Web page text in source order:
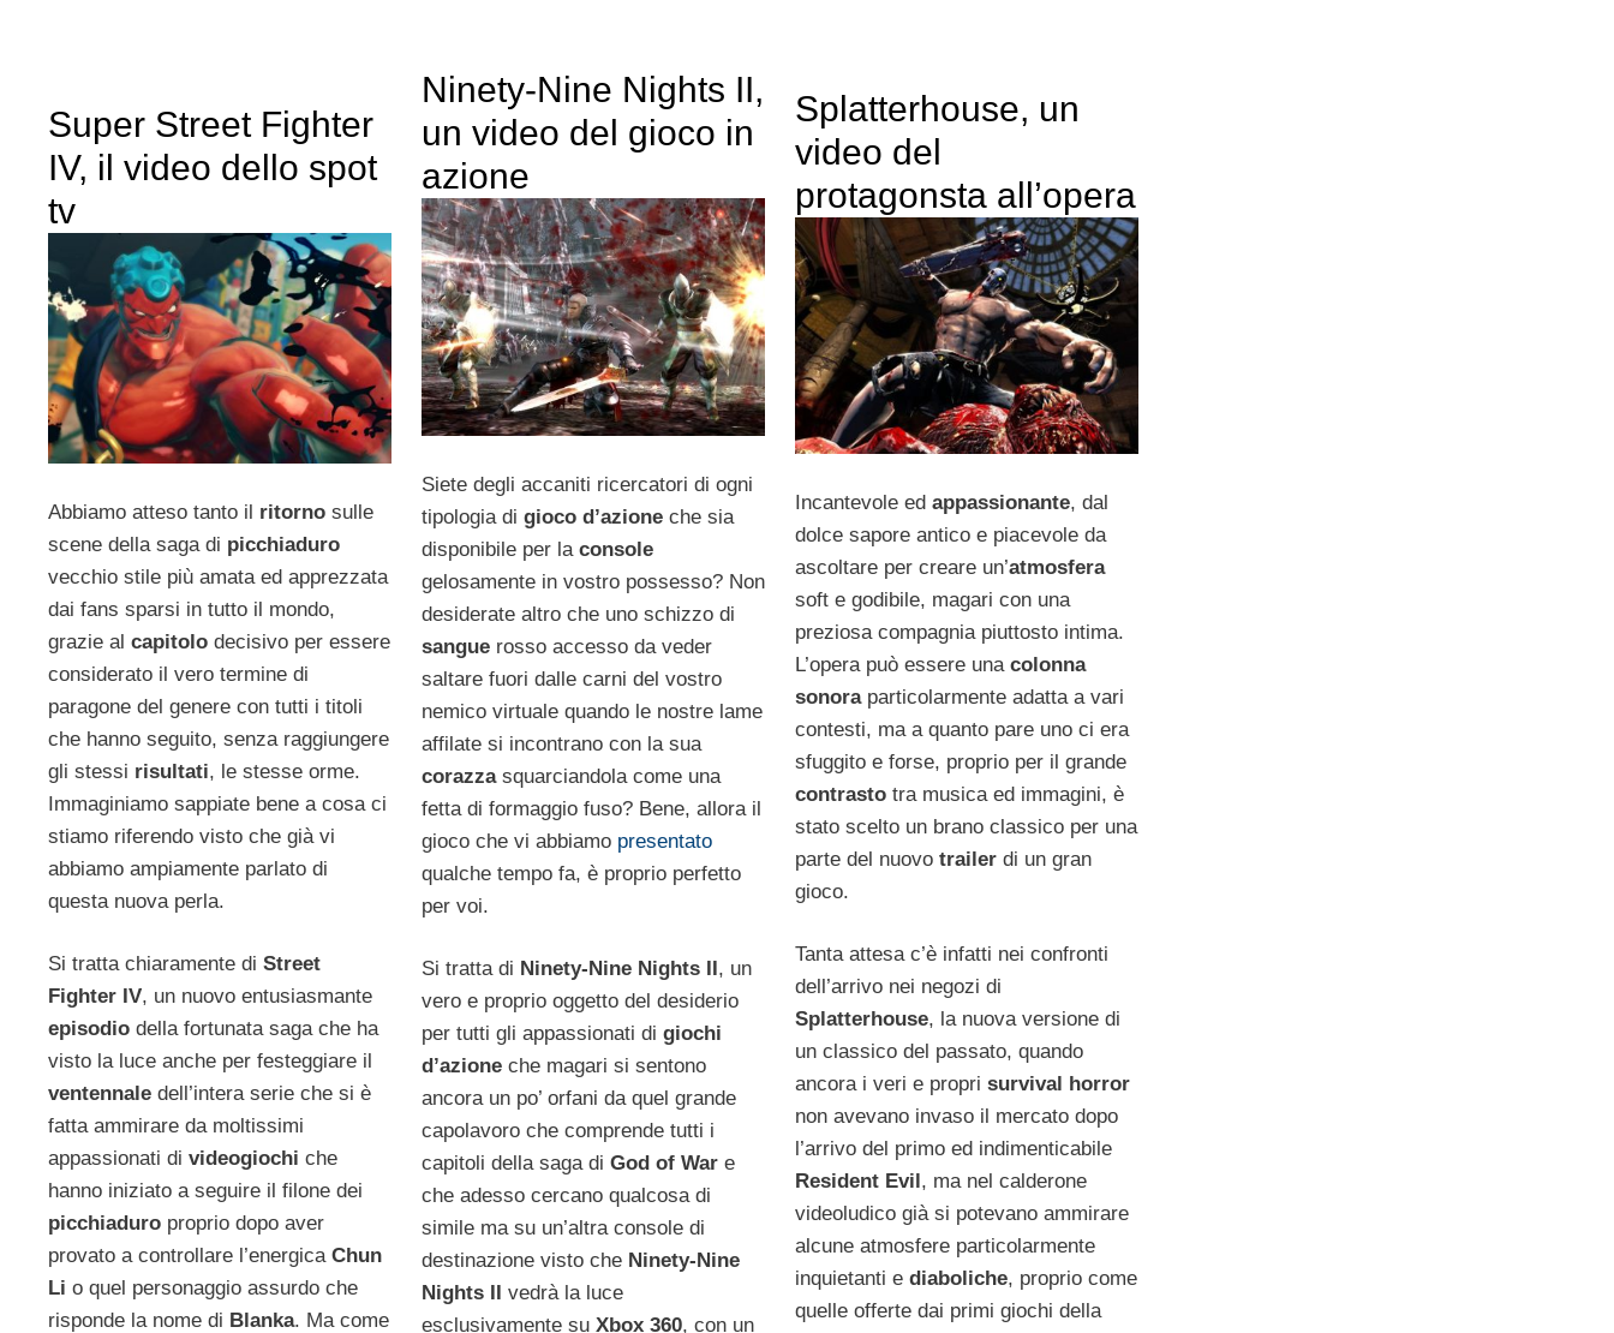
Ninety-Nine Nights II,
un video del gioco in
azione
Siete degli accaniti ricercatori di ogni
tipologia di gioco d’azione che sia
disponibile per la console
gelosamente in vostro possesso? Non
desiderate altro che uno schizzo di
sangue rosso accesso da veder
saltare fuori dalle carni del vostro
nemico virtuale quando le nostre lame
affilate si incontrano con la sua
corazza squarciandola come una
fetta di formaggio fuso? Bene, allora il
gioco che vi abbiamo presentato
qualche tempo fa, è proprio perfetto
per voi.
Si tratta di Ninety-Nine Nights II, un
vero e proprio oggetto del desiderio
per tutti gli appassionati di giochi
d’azioneche magari si sentono
ancora un po’ orfani da quel grande
capolavoro che comprende tutti i
capitoli della saga di God of Ware
che adesso cercano qualcosa di
simile ma su un’altra console di
destinazione visto che Ninety-Nine
Nights II vedrà la luce
esclusivamente su Xbox 360, con un
Splatterhouse, un
video del
protagonsta all’opera
Incantevole ed appassionante, dal
dolce sapore antico e piacevole da
ascoltare per creare un’atmosfera
soft e godibile, magari con una
preziosa compagnia piuttosto intima.
L’opera può essere unacolonna
sonora particolarmente adatta a vari
contesti, ma a quanto pare uno ci era
sfuggito e forse, proprio per il grande
contrasto tra musica ed immagini, è
stato scelto un brano classico per una
parte del nuovo trailer di un gran
gioco.
Tanta attesa c’è infatti nei confronti
dell’arrivo nei negozi di
Splatterhouse, la nuova versione di
un classico del passato, quando
ancora i veri e propri survival horror
non avevano invaso il mercato dopo
l’arrivo del primo ed indimenticabile
Resident Evil , ma nel calderone
videoludico già si potevano ammirare
alcune atmosfere particolarmente
inquietanti e diaboliche, proprio come
quelle offerte dai primi giochi della
Super Street Fighter
IV, il video dello spot
tv
Abbiamo atteso tanto il ritorno sulle
scene della saga di picchiaduro
vecchio stile più amata ed apprezzata
dai fans sparsi in tutto il mondo,
grazie al capitolo decisivo per essere
considerato il vero termine di
paragone del genere con tutti i titoli
che hanno seguito, senza raggiungere
gli stessi risultati, le stesse orme.
Immaginiamo sappiate bene a cosa ci
stiamo riferendo visto che già vi
abbiamo ampiamente parlato di
questa nuova perla.
Si tratta chiaramente di Street
Fighter IV, un nuovo entusiasmante
episodio della fortunata saga che ha
visto la luce anche per festeggiare il
ventennale dell’intera serie che si è
fatta ammirare da moltissimi
appassionati di videogiochi che
hanno iniziato a seguire il filone dei
picchiaduro proprio dopo aver
provato a controllare l’energica Chun
Li o quel personaggio assurdo che
risponde la nome di Blanka. Ma come